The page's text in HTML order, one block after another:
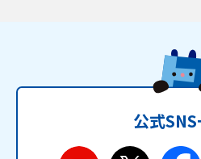
公式